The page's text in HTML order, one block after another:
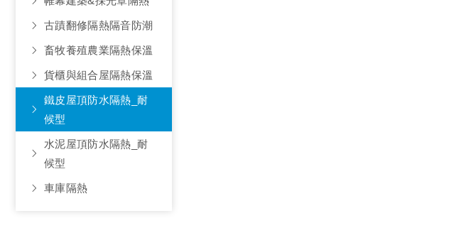
古蹟翻修隔熱隔音防潮
畜牧養殖農業隔熱保溫
貨櫃與組合屋隔熱保溫
鐵皮屋頂防水隔熱_耐
候型
水泥屋頂防水隔熱_耐
候型
車庫隔熱